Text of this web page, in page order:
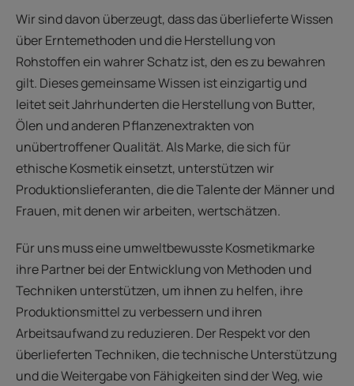
Wir sind davon überzeugt, dass das überlieferte Wissen
über Erntemethoden und die Herstellung von
Rohstoffen ein wahrer Schatz ist, den es zu bewahren
gilt. Dieses gemeinsame Wissen ist einzigartig und
leitet seit Jahrhunderten die Herstellung von Butter,
Ölen und anderen Pflanzenextrakten von
unübertroffener Qualität. Als Marke, die sich für
ethische Kosmetik einsetzt, unterstützen wir
Produktionslieferanten, die die Talente der Männer und
Frauen, mit denen wir arbeiten, wertschätzen.
Für uns muss eine umweltbewusste Kosmetikmarke
ihre Partner bei der Entwicklung von Methoden und
Techniken unterstützen, um ihnen zu helfen, ihre
Produktionsmittel zu verbessern und ihren
Arbeitsaufwand zu reduzieren. Der Respekt vor den
überlieferten Techniken, die technische Unterstützung
und die Weitergabe von Fähigkeiten sind der Weg, wie